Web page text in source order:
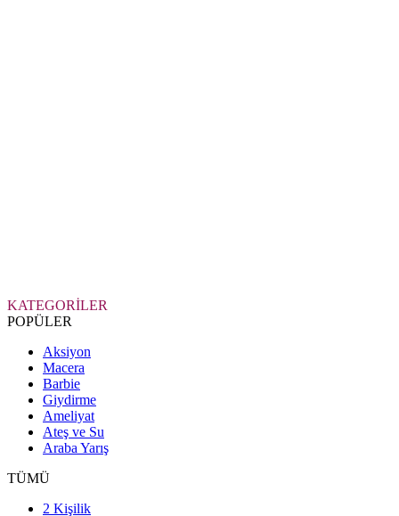
KATEGORİLER
POPÜLER
Aksiyon
Macera
Barbie
Giydirme
Ameliyat
Ateş ve Su
Araba Yarış
TÜMÜ
2 Kişilik